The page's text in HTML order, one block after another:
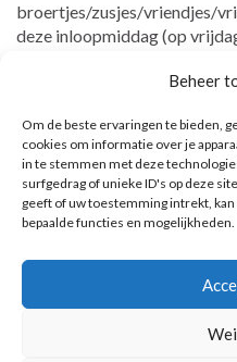
Beheer
Om de beste ervaringen te bieden,
cookies om informatie over je
in te stemmen met deze
surfgedrag of unieke ID's op deze
geeft of uw toestemming intrekt,
bepaalde functies en mogelijkheden.
broertjes/zusjes/vriendjes/
deze inloopmiddag (op
kruis mee van 50 bij 70 cm
kind(eren)de Palmpaasstok
inloop tussen 14.30 uur en